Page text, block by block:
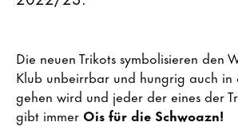
Die neuen Trikots symbolisieren den
Klub unbeirrbar und hungrig auch in
gehen wird und jeder der eines der
gibt immer Ois für die Schwoazn!